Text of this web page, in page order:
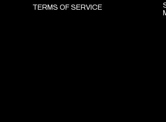
TERMS OF SERVICE